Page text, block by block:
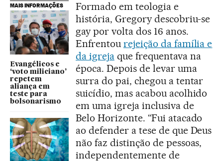
MAIS INFORMAÇÕES
Evangélicos e
‘voto miliciano’
repetem
aliança em
teste para
bolsonarismo
Formado em teologia e
história, Gregory descobriu-se
gay por volta dos 16 anos.
Enfrentou rejeição da família e
da igrejaque frequentava na
época. Depois de levar uma
surra do pai, chegou a tentar
suicídio, mas acabou acolhido
em uma igreja inclusiva de
Belo Horizonte. “Fui atacado
ao defender a tese de que Deus
não faz distinção de pessoas,
independentemente de